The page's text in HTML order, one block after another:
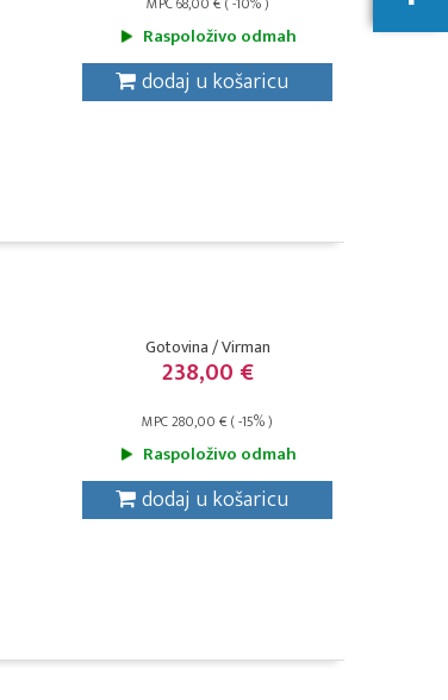
Raspoloživo odmah
dodaj u košaricu
Gotovina / Virman
238,00 €
MPC 280,00 € ( -15% )
Raspoloživo odmah
dodaj u košaricu